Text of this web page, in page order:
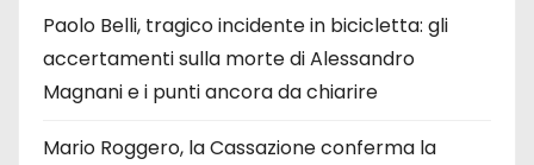
Paolo Belli, tragico incidente in bicicletta: gli
accertamenti sulla morte di Alessandro
Magnani e i punti ancora da chiarire
Mario Roggero, la Cassazione conferma la